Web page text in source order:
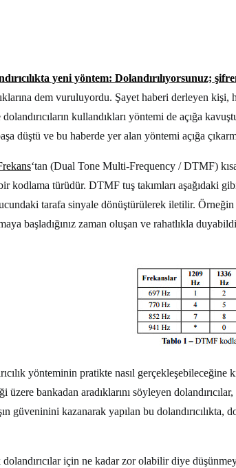
yeni yöntem: Dolandırılıyorsunuz;
dem vuruluyordu. Şayet haberi derleyen
kullandıkları yöntemi de açığa
düştü ve bu haberde yer alan yöntemi açığa
‘tan (Dual Tone Multi-Frequency / DTMF)
türüdür. DTMF tuş takımları aşağıdaki
tarafa sinyale dönüştürülerek iletilir. Örneğin
başladığınız zaman oluşan ve rahatlıkla
yönteminin pratikte nasıl gerçekleşebileceğine
bankadan aradıklarını söyleyen
kazanarak yapılan bu dolandırıcılıkta,
için ne kadar zor olabilir diye